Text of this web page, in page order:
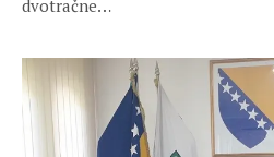
dvotračne…